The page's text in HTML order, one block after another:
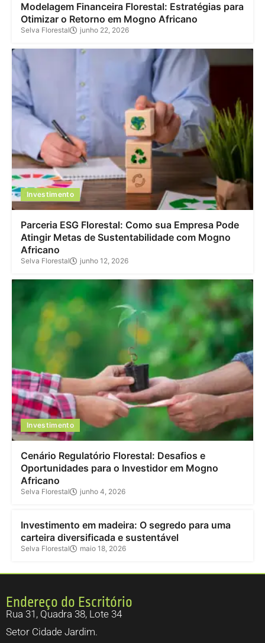
Modelagem Financeira Florestal: Estratégias para
Otimizar o Retorno em Mogno Africano
Selva Florestal junho 22, 2026
Investimento
Parceria ESG Florestal: Como sua Empresa Pode
Atingir Metas de Sustentabilidade com Mogno
Africano
Selva Florestal junho 12, 2026
Investimento
Cenário Regulatório Florestal: Desafios e
Oportunidades para o Investidor em Mogno
Africano
Selva Florestal junho 4, 2026
Investimento
Investimento em madeira: O segredo para uma
carteira diversificada e sustentável
Selva Florestal maio 18, 2026
Endereço do Escritório
Rua 31, Quadra 38, Lote 34
Setor Cidade Jardim.